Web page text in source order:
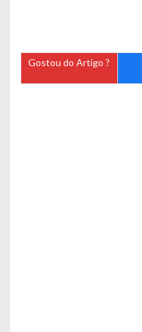
Gostou do Artigo ?